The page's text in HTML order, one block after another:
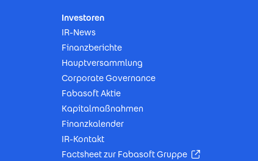
Investoren
IR-News
Finanzberichte
Hauptversammlung
Corporate Governance
Fabasoft Aktie
Kapitalmaßnahmen
Finanzkalender
IR-Kontakt
Factsheet zur Fabasoft Gruppe
(Öffnet in